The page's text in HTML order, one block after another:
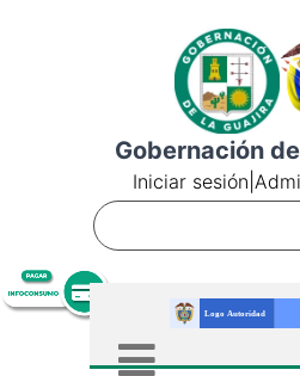
Gobernación
Iniciar sesión